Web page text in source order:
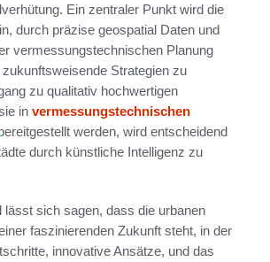
Ein zentraler Punkt wird die
durch präzise geospatial Daten und
vermessungstechnischen Planung
Strategien zu
zu qualitativ hochwertigen
in vermessungstechnischen
werden, wird entscheidend
durch künstliche Intelligenz zu
sich sagen, dass die urbanen
faszinierenden Zukunft steht, in der
innovative Ansätze, und das